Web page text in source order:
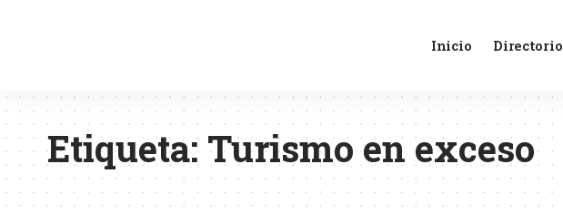
Inicio Directorio
Etiqueta: Turismo en exceso